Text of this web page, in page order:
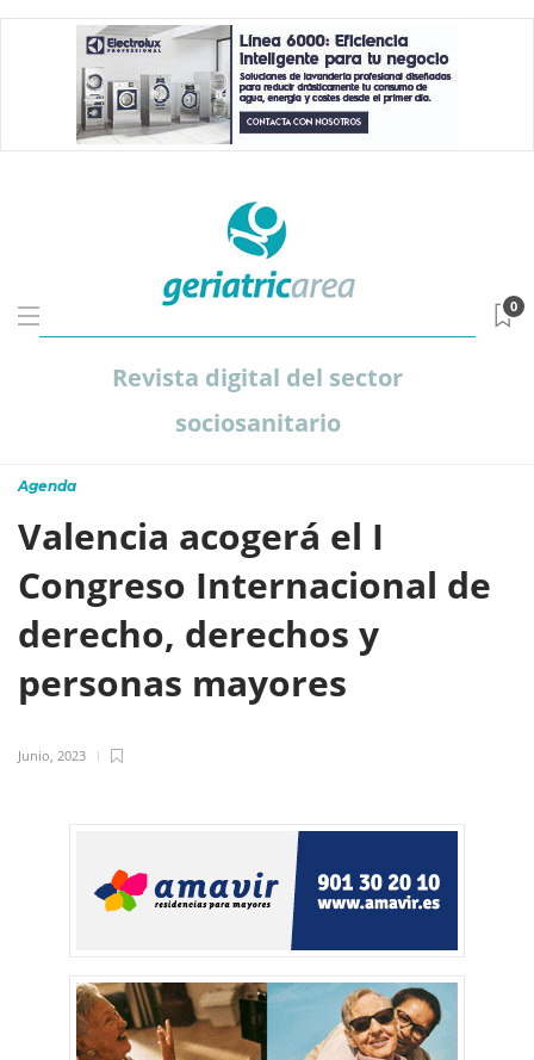
Revista digital del sector
sociosanitario
0
Agenda
Valencia acogerá el I
Congreso Internacional de
derecho, derechos y
personas mayores
Junio, 2023